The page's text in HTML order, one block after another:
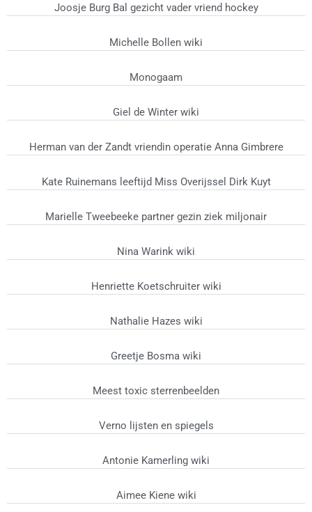
Joosje Burg Bal gezicht vader vriend hockey
Michelle Bollen wiki
Monogaam
Giel de Winter wiki
Herman van der Zandt vriendin operatie Anna Gimbrere
Kate Ruinemans leeftijd Miss Overijssel Dirk Kuyt
Marielle Tweebeeke partner gezin ziek miljonair
Nina Warink wiki
Henriette Koetschruiter wiki
Nathalie Hazes wiki
Greetje Bosma wiki
Meest toxic sterrenbeelden
Verno lijsten en spiegels
Antonie Kamerling wiki
Aimee Kiene wiki